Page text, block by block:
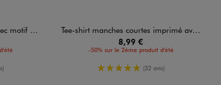
fille
Tee-shirt manches courtes imprimé avec liens à nouer fille
8,99 €
-50% sur le 2ème produit d'été
5/5 de moyenne
(32 avis)